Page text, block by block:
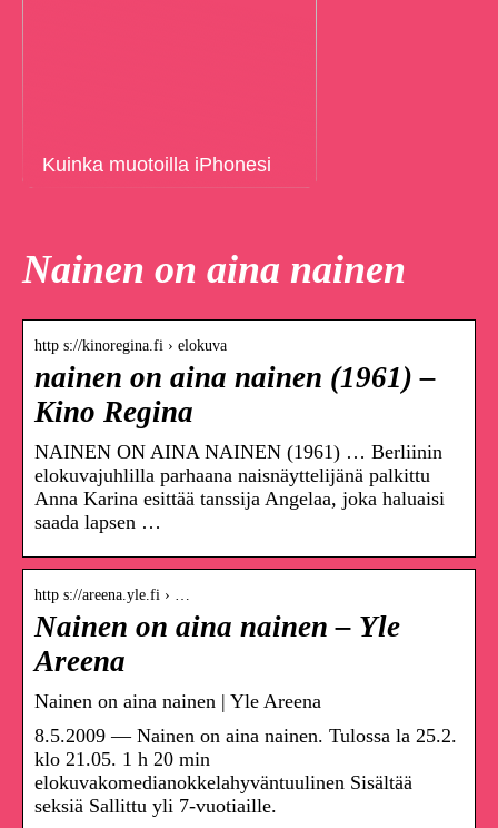
Kuinka muotoilla iPhonesi
Nainen on aina nainen
http s://kinoregina.fi › elokuva
nainen on aina nainen (1961) –
Kino Regina
NAINEN ON AINA NAINEN (1961) … Berliinin
elokuvajuhlilla parhaana naisnäyttelijänä palkittu
Anna Karina esittää tanssija Angelaa, joka haluaisi
saada lapsen …
http s://areena.yle.fi › …
Nainen on aina nainen – Yle
Areena
Nainen on aina nainen | Yle Areena
8.5.2009 — Nainen on aina nainen. Tulossa la 25.2.
klo 21.05. 1 h 20 min
elokuvakomedianokkelahyväntuulinen Sisältää
seksiä Sallittu yli 7-vuotiaille.